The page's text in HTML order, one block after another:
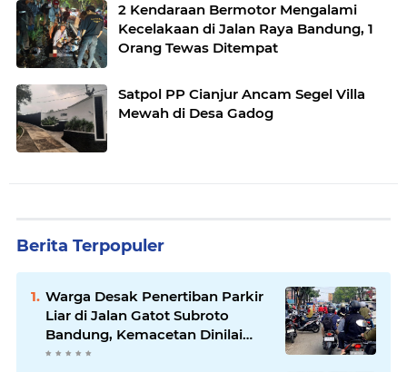
2 Kendaraan Bermotor Mengalami
Kecelakaan di Jalan Raya Bandung, 1
Orang Tewas Ditempat
Satpol PP Cianjur Ancam Segel Villa
Mewah di Desa Gadog
Berita Terpopuler
Warga Desak Penertiban Parkir
Liar di Jalan Gatot Subroto
Bandung, Kemacetan Dinilai
Makin Mengkhawatirkan